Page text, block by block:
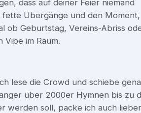
dass auf deiner Feier niemand
Übergänge und den Moment,
ob Geburtstag, Vereins-Abriss
im Raum.
lese die Crowd und schiebe
über 2000er Hymnen bis zu
werden soll, packe ich auch